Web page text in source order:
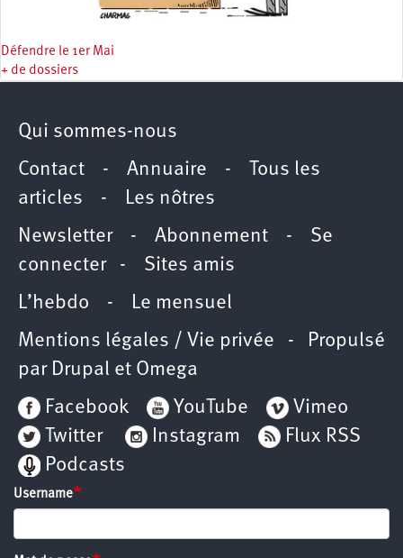
Défendre le 1er Mai
+ de dossiers
Qui sommes-nous
Contact - Annuaire -
Tous les
articles - Les nôtres
Newsletter- Abonnement - Se
connecter- Sites amis
L’hebdo - Le mensuel
Mentions légales / Vie privée - Propulsé
par Drupal et Omega
Facebook
YouTube
Vimeo
Twitter
Instagram
Flux RSS
Podcasts
Username